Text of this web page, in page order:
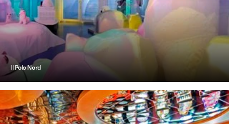
Il Polo Nord